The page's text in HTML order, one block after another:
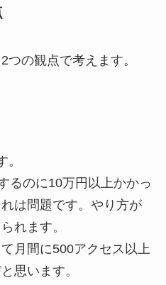
の観点で考えます。
るのに10万円以上かかっ
は問題です。やり方が
れます。
月間に500アクセス以上
思います。